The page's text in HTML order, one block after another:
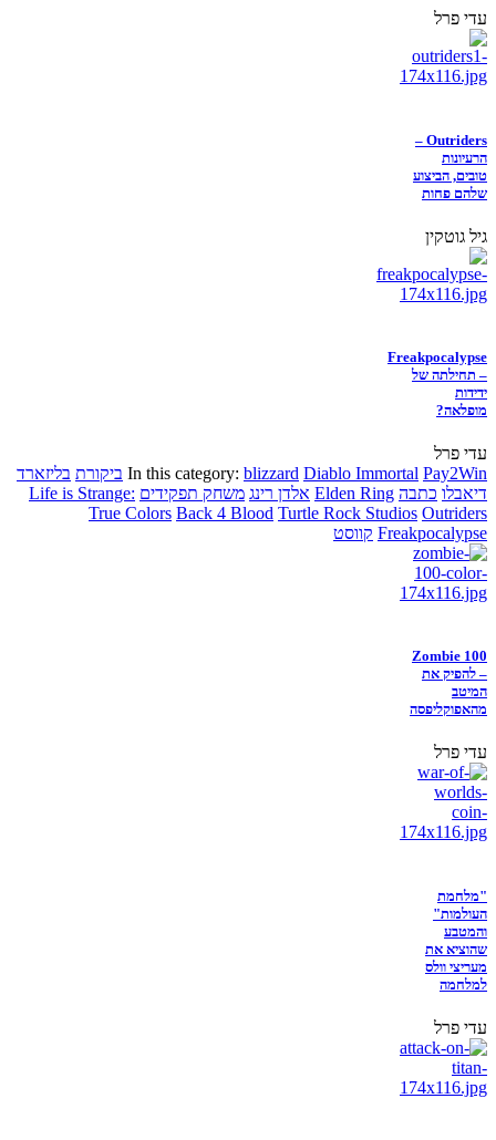
עדי פרל
Outriders –
הרעיונות
טובים, הביצוע
שלהם פחות
גיל גוטקין
Freakpocalypse
– תחילתה של
ידידות
מופלאה?
עדי פרל
In this category: blizzard Diablo Immortal Pay2Win ביקורת בליזארד
דיאבלו כתבה Elden Ring אלדן רינג משחק תפקידים Life is Strange:
True Colors Back 4 Blood Turtle Rock Studios Outriders
Freakpocalypse קווסט
Zombie 100
– להפיק את
המיטב
מהאפוקליפסה
עדי פרל
"מלחמת
העולמות"
והמטבע
שהוציא את
מעריצי וולס
למלחמה
עדי פרל